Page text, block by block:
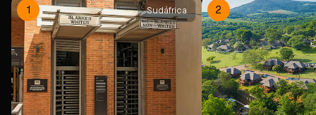
Sudáfrica